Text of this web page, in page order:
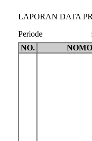
LAPORAN DATA
Periode
:
NO.